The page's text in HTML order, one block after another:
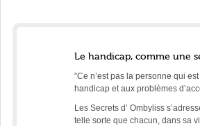
Le handicap, comme une
”Ce n’est pas la personne qui
handicap et aux problèmes
Les Secrets d’ Ombyliss
telle sorte que chacun, dans sa